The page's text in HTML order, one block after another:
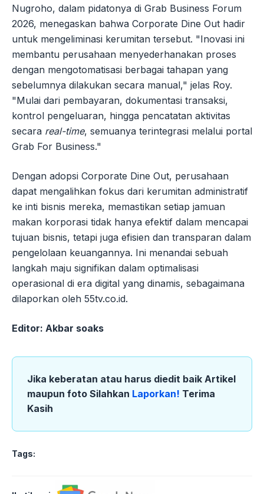
Nugroho, dalam pidatonya di Grab Business Forum
2026, menegaskan bahwa Corporate Dine Out hadir
untuk mengeliminasi kerumitan tersebut. "Inovasi ini
membantu perusahaan menyederhanakan proses
dengan mengotomatisasi berbagai tahapan yang
sebelumnya dilakukan secara manual," jelas Roy.
"Mulai dari pembayaran, dokumentasi transaksi,
kontrol pengeluaran, hingga pencatatan aktivitas
secara real-time, semuanya terintegrasi melalui portal
Grab For Business."
Dengan adopsi Corporate Dine Out, perusahaan
dapat mengalihkan fokus dari kerumitan administratif
ke inti bisnis mereka, memastikan setiap jamuan
makan korporasi tidak hanya efektif dalam mencapai
tujuan bisnis, tetapi juga efisien dan transparan dalam
pengelolaan keuangannya. Ini menandai sebuah
langkah maju signifikan dalam optimalisasi
operasional di era digital yang dinamis, sebagaimana
dilaporkan oleh 55tv.co.id.
Editor: Akbar soaks
Jika keberatan atau harus diedit baik Artikel
maupun foto Silahkan Laporkan! Terima
Kasih
Tags: